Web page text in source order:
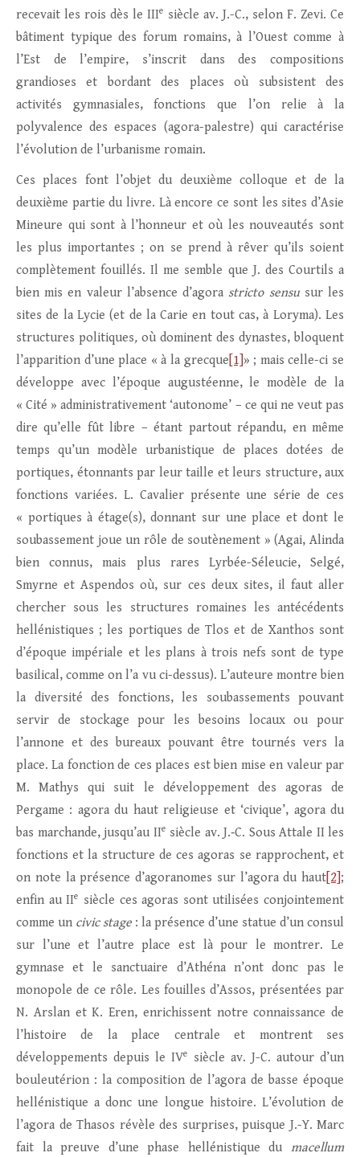
recevait les rois dès le IIIe siècle av. J.-C., selon F. Zevi. Ce
bâtiment typique des forum romains, à l’Ouest comme à
l’Est de l’empire, s’inscrit dans des compositions
grandioses et bordant des places où subsistent des
activités gymnasiales, fonctions que l’on relie à la
polyvalence des espaces (agora-palestre) qui caractérise
l’évolution de l’urbanisme romain.
Ces places font l’objet du deuxième colloque et de la
deuxième partie du livre. Là encore ce sont les sites d’Asie
Mineure qui sont à l’honneur et où les nouveautés sont
les plus importantes ; on se prend à rêver qu’ils soient
complètement fouillés. Il me semble que J. des Courtils a
bien mis en valeur l’absence d’agora stricto sensusur les
sites de la Lycie (et de la Carie en tout cas, à Loryma). Les
structures politiques, où dominent des dynastes, bloquent
l’apparition d’une place « à la grecque [1] » ; mais celle-ci se
développe avec l’époque augustéenne, le modèle de la
« Cité » administrativement ‘autonome’ – ce qui ne veut pas
dire qu’elle fût libre – étant partout répandu, en même
temps qu’un modèle urbanistique de places dotées de
portiques, étonnants par leur taille et leurs structure, aux
fonctions variées. L. Cavalier présente une série de ces
« portiques à étage(s), donnant sur une place et dont le
soubassement joue un rôle de soutènement » (Agai, Alinda
bien connus, mais plus rares Lyrbée-Séleucie, Selgé,
Smyrne et Aspendos où, sur ces deux sites, il faut aller
chercher sous les structures romaines les antécédents
hellénistiques ; les portiques de Tlos et de Xanthos sont
d’époque impériale et les plans à trois nefs sont de type
basilical, comme on l’a vu ci-dessus). L’auteure montre bien
la diversité des fonctions, les soubassements pouvant
servir de stockage pour les besoins locaux ou pour
l’annone et des bureaux pouvant être tournés vers la
place. La fonction de ces places est bien mise en valeur par
M. Mathys qui suit le développement des agoras de
Pergame : agora du haut religieuse et ‘civique’, agora du
bas marchande, jusqu’au IIe siècle av. J.‑C. Sous Attale II les
fonctions et la structure de ces agoras se rapprochent, et
on note la présence d’agoranomes sur l’agora du haut [2] ;
enfin au IIe
siècle ces agoras sont utilisées conjointement
comme un civic stage : la présence d’une statue d’un consul
sur l’une et l’autre place est là pour le montrer. Le
gymnase et le sanctuaire d’Athéna n’ont donc pas le
monopole de ce rôle. Les fouilles d’Assos, présentées par
N. Arslan et K. Eren, enrichissent notre connaissance de
l’histoire de la place centrale et montrent ses
développements depuis le IVe
siècle av. J-C. autour d’un
bouleutérion : la composition de l’agora de basse époque
hellénistique a donc une longue histoire. L’évolution de
l’agora de Thasos révèle des surprises, puisque J.-Y. Marc
fait la preuve d’une phase hellénistique du macellum